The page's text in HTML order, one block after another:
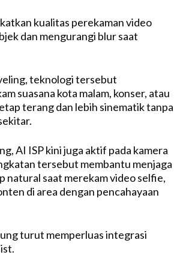
kualitas perekaman video
dan mengurangi blur saat
teknologi tersebut
suasana kota malam, konser, atau
terang dan lebih sinematik tanpa
AI ISP kini juga aktif pada kamera
tersebut membantu menjaga
natural saat merekam video selfie,
di area dengan pencahayaan
turut memperluas integrasi